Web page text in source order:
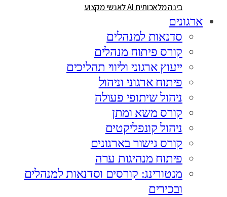
בינה מלאכותית AI לאנשי מקצוע
ארגונים
סדנאות למנהלים
קורס פיתוח מנהלים
ייעוץ ארגוני וליווי תהליכים
פיתוח ארגוני וניהול
ניהול שיתופי פעולה
קורס משא ומתן
ניהול קונפליקטים
קורס גישור בארגונים
פיתוח מנהיגות ערה
מנטורינג: קורסים וסדנאות למנהלים
ובכירים